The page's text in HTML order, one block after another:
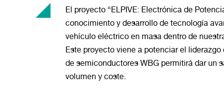
El proyecto “ELPIVE: Electrónica de
conocimiento y desarrollo de tecnología
vehículo eléctrico en masa dentro de
Este proyecto viene a potenciar el
de semiconductores WBG permitirá dar un
volumen y coste.